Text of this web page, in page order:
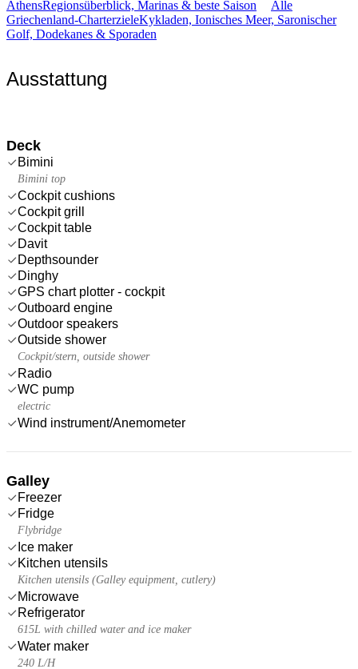
AthensRegionsüberblick, Marinas & beste Saison
Alle
Griechenland-CharterzieleKykladen, Ionisches Meer, Saronischer
Golf, Dodekanes & Sporaden
Ausstattung
Deck
Bimini
Bimini top
Cockpit cushions
Cockpit grill
Cockpit table
Davit
Depthsounder
Dinghy
GPS chart plotter - cockpit
Outboard engine
Outdoor speakers
Outside shower
Cockpit/stern, outside shower
Radio
WC pump
electric
Wind instrument/Anemometer
Galley
Freezer
Fridge
Flybridge
Ice maker
Kitchen utensils
Kitchen utensils (Galley equipment, cutlery)
Microwave
Refrigerator
615L with chilled water and ice maker
Water maker
240 L/H